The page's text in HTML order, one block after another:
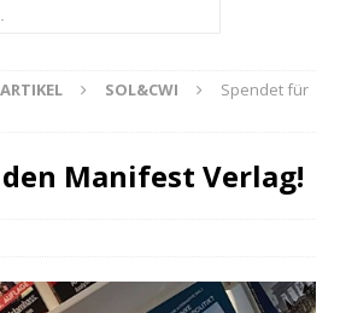
SOL&CWI
Spendet für
Manifest Verlag!